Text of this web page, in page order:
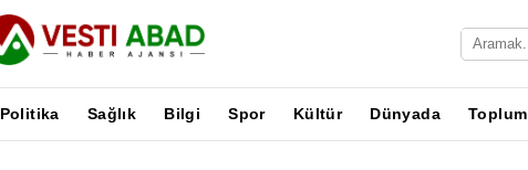
Politika Sağlık Bilgi Spor Kültür Dünyada Toplum